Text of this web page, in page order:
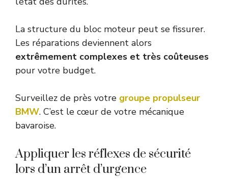
La structure du bloc moteur peut se fissurer.
Les réparations deviennent alors
extrêmement complexes et très coûteuses
pour votre budget.
Surveillez de près votre groupe propulseur
BMW. C’est le cœur de votre mécanique
bavaroise.
Appliquer les réflexes de sécurité
lors d’un arrêt d’urgence